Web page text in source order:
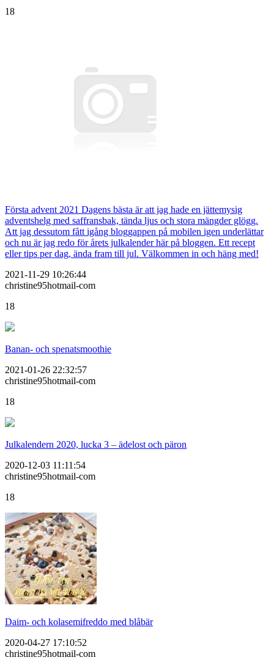
18
Första advent 2021 Dagens bästa är att jag hade en jättemysig
adventshelg med saffransbak, tända ljus och stora mängder glögg.
Att jag dessutom fått igång bloggappen på mobilen igen underlättar
och nu är jag redo för årets julkalender här på bloggen. Ett recept
eller tips per dag, ända fram till jul. Välkommen in och häng med!
2021-11-29 10:26:44
christine95hotmail-com
18
Banan- och spenatsmoothie
2021-01-26 22:32:57
christine95hotmail-com
18
Julkalendern 2020, lucka 3 – ädelost och päron
2020-12-03 11:11:54
christine95hotmail-com
18
Daim- och kolasemifreddo med blåbär
2020-04-27 17:10:52
christine95hotmail-com